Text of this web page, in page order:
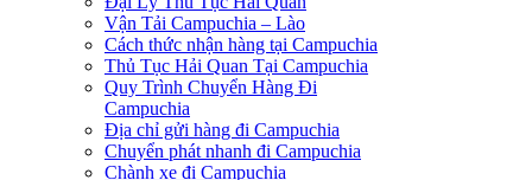
Vận Tải Campuchia – Lào
Cách thức nhận hàng tại Campuchia
Thủ Tục Hải Quan Tại Campuchia
Quy Trình Chuyển Hàng Đi
Campuchia
Địa chỉ gửi hàng đi Campuchia
Chuyển phát nhanh đi Campuchia
Chành xe đi Campuchia